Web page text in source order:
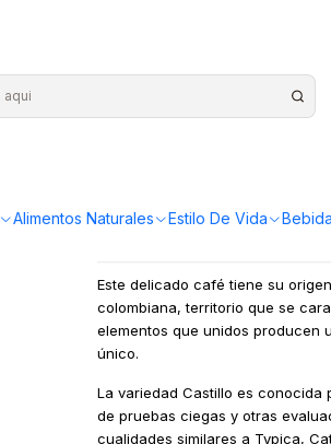
Alimentos Naturales Estilo De Vida
¡Compra más y
Este delicado café tiene su
colombiana, territorio que se
elementos que unidos producen
único.
La variedad Castillo es conocida
de pruebas ciegas y otras
cualidades similares a Typica,